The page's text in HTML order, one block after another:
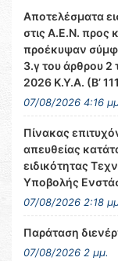
Αποτελέσματα
στις Α.Ε.Ν.
προέκυψαν
3.γ του άρθρου
2026 Κ.Υ.Α. (Β’
07/08/2026 4:16
Πίνακας
απευθείας
ειδικότητας
Υποβολής
07/08/2026 2:18
Παράταση
07/08/2026 2 μμ.